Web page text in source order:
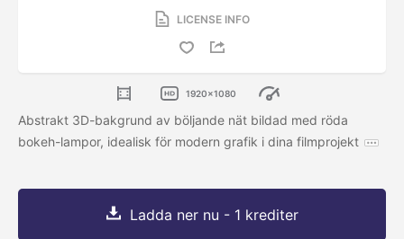
LICENSE INFO
1920x1080
Abstrakt 3D-bakgrund av böljande nät bildad med röda
bokeh-lampor, idealisk för modern grafik i dina filmprojekt
Ladda ner nu - 1 krediter